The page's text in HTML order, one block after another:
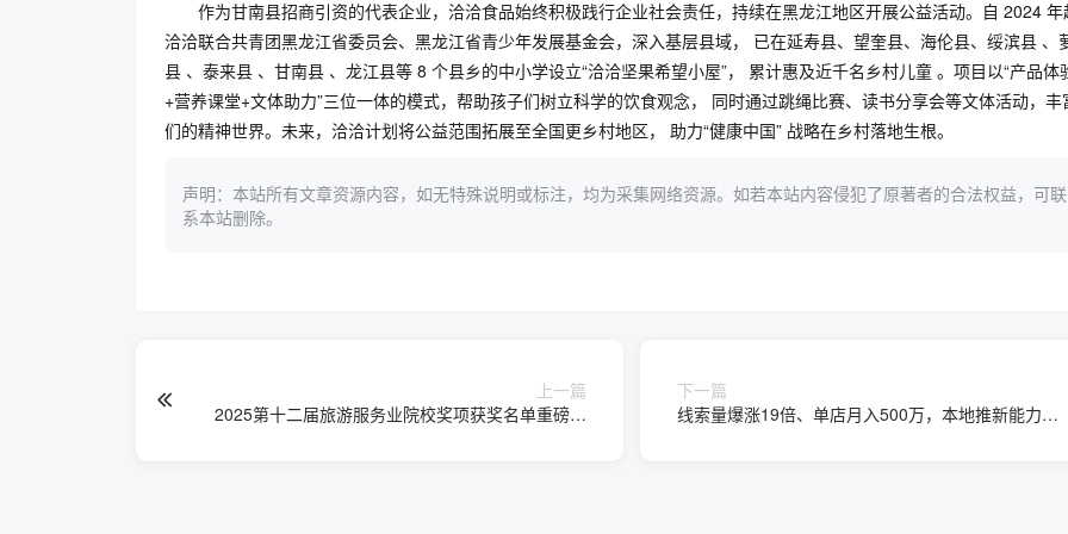
作为甘南县招商引资的代表企业，洽洽食品始终积极践行企业社会责任，持续在黑龙江地区开展公益活动。自 2024 年
洽洽联合共青团黑龙江省委员会、黑龙江省青少年发展基金会，深入基层县域， 已在延寿县、望奎县、海伦县、绥滨县 、
县 、泰来县 、甘南县 、龙江县等 8 个县乡的中小学设立“洽洽坚果希望小屋”， 累计惠及近千名乡村儿童 。项目以“产品体
+营养课堂+文体助力”三位一体的模式，帮助孩子们树立科学的饮食观念， 同时通过跳绳比赛、读书分享会等文体活动，丰
们的精神世界。未来，洽洽计划将公益范围拓展至全国更乡村地区， 助力“健康中国” 战略在乡村落地生根。
声明：本站所有文章资源内容，如无特殊说明或标注，均为采集网络资源。如若本站内容侵犯了原著者的合法权益，可联
系本站删除。
上一篇
2025第十二届旅游服务业院校奖项获奖名单重磅发
下一篇
线索量爆涨19倍、单店月入500万，本地推新能力还